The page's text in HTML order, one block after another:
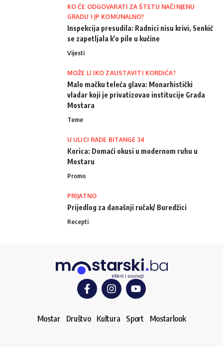
KO ĆE ODGOVARATI ZA ŠTETU NAČINJENU
GRADU I JP KOMUNALNO?
Inspekcija presudila: Radnici nisu krivi, Senkić
se zapetljala k'o pile u kučine
Vijesti
MOŽE LI IKO ZAUSTAVITI KORDIĆA?
Malo mačku teleća glava: Monarhistički
vladar koji je privatizovao institucije Grada
Mostara
Teme
U ULICI RADE BITANGE 34
Korica: Domaći okusi u modernom ruhu u
Mostaru
Promo
PRIJATNO
Prijedlog za današnji ručak/ Buredžici
Recepti
Mostar Društvo Kultura Sport Mostarlook